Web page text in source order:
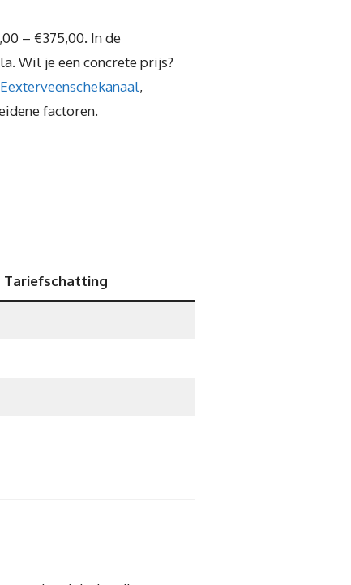
– €375,00. In de
Wil je een concrete prijs?
Eexterveenschekanaal,
factoren.
Tariefschatting